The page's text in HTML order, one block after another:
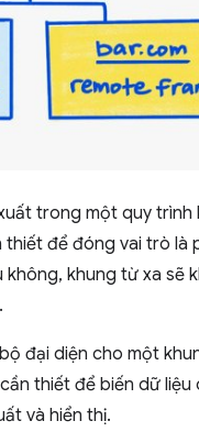
trong một quy
để đóng vai trò là
không, khung từ xa sẽ
đại diện cho một
thiết để biến dữ liệu
và hiển thị.